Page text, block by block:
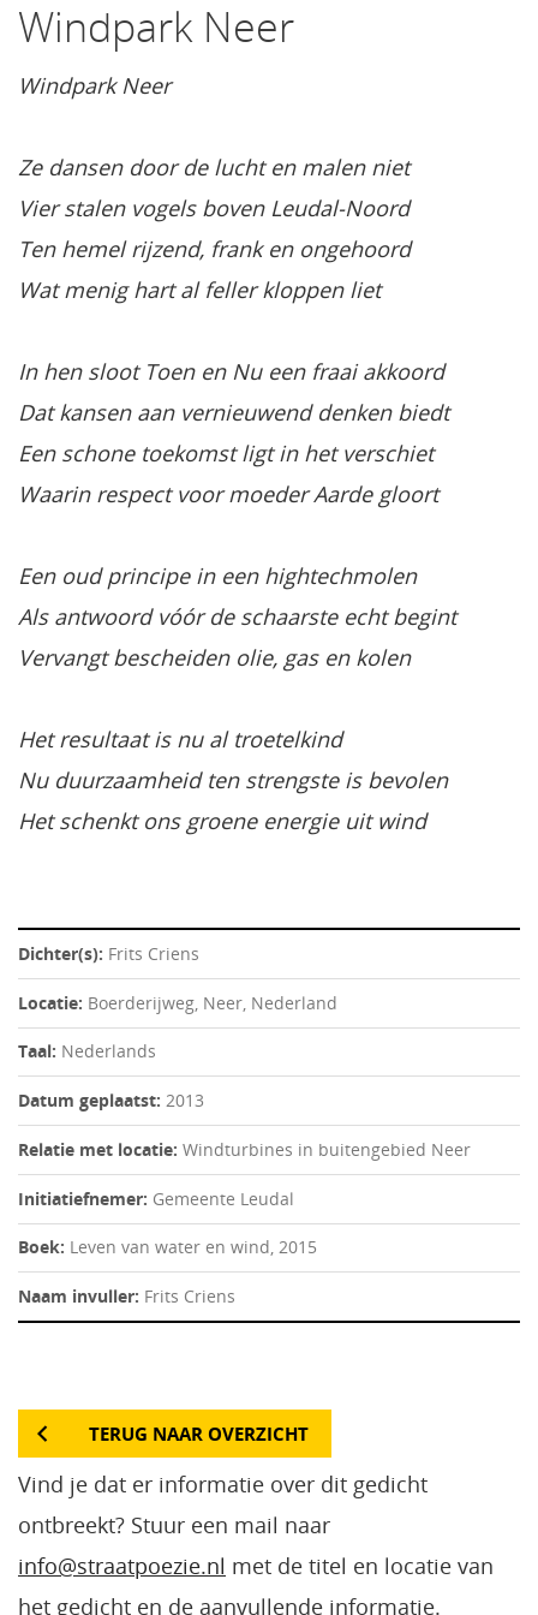
Windpark Neer
Windpark Neer
Ze dansen door de lucht en malen niet
Vier stalen vogels boven Leudal-Noord
Ten hemel rijzend, frank en ongehoord
Wat menig hart al feller kloppen liet
In hen sloot Toen en Nu een fraai akkoord
Dat kansen aan vernieuwend denken biedt
Een schone toekomst ligt in het verschiet
Waarin respect voor moeder Aarde gloort
Een oud principe in een hightechmolen
Als antwoord vóór de schaarste echt begint
Vervangt bescheiden olie, gas en kolen
Het resultaat is nu al troetelkind
Nu duurzaamheid ten strengste is bevolen
Het schenkt ons groene energie uit wind
Dichter(s): Frits Criens
Locatie: Boerderijweg, Neer, Nederland
Taal: Nederlands
Datum geplaatst: 2013
Relatie met locatie: Windturbines in buitengebied Neer
Initiatiefnemer: Gemeente Leudal
Boek: Leven van water en wind, 2015
Naam invuller: Frits Criens
TERUG NAAR OVERZICHT
Vind je dat er informatie over dit gedicht
ontbreekt? Stuur een mail naar
info@straatpoezie.nl met de titel en locatie van
het gedicht en de aanvullende informatie.